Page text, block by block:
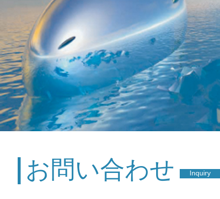
お問い合わせ Inquiry